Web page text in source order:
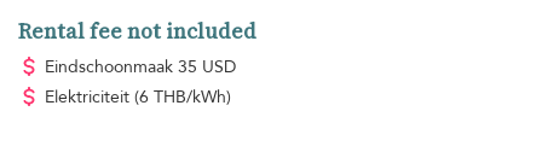
Rental fee not included
Eindschoonmaak 35 USD
Elektriciteit (6 THB/kWh)